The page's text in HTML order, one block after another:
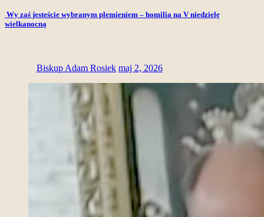
Wy zaś jesteście wybranym plemieniem – homilia na V niedzielę
wielkanocną
Biskup Adam Rosiek maj 2, 2026